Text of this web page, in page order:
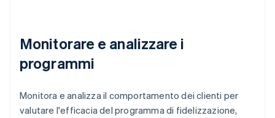
Monitorare e analizzare i
programmi
Monitora e analizza il comportamento dei clienti per
valutare l'efficacia del programma di fidelizzazione,